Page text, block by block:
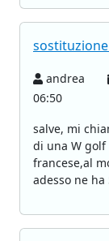
andrea
06:50
salve, mi
di una W
francese,al
adesso ne ha